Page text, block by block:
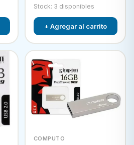
Stock: 3 disponibles
+ Agregar al carrito
COMPUTO